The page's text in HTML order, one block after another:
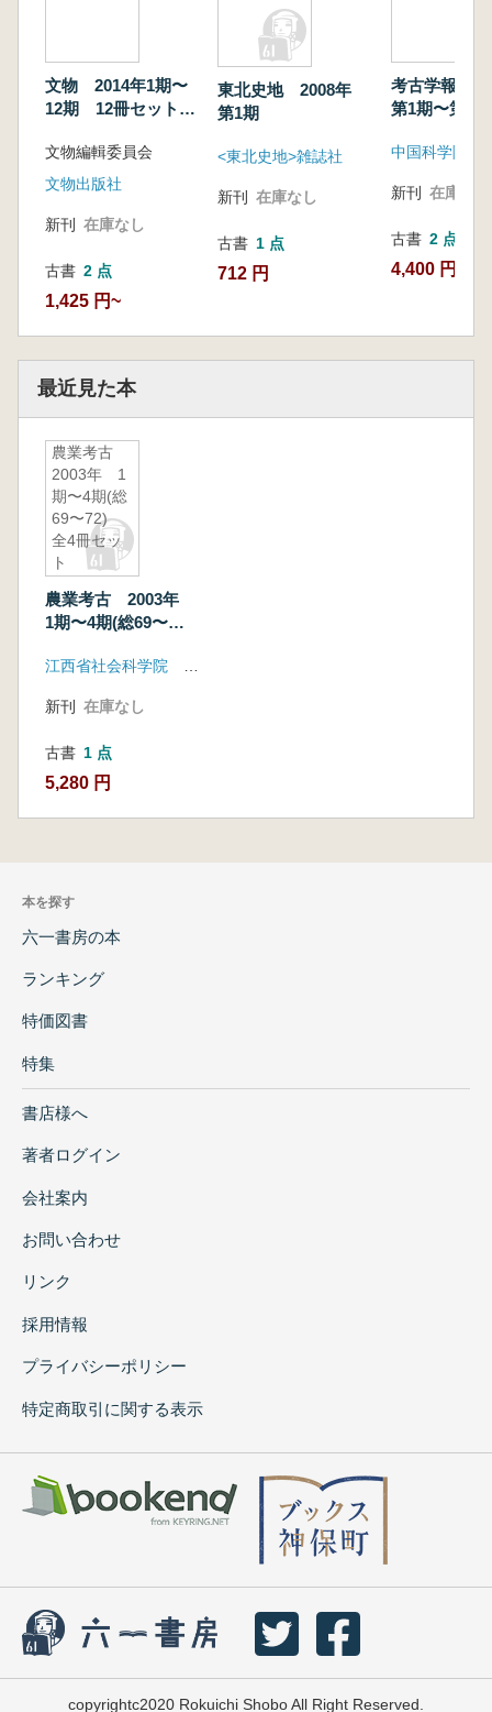
文物 2014年1期〜
12期 12冊セット
文物編輯委員会
文物出版社
新刊 在庫なし
古書 2 点
1,425 円~
東北史地 2008年
第1期
<東北史地>雑誌社
新刊 在庫なし
古書 1 点
712 円
考古学報
第1期〜第4
ット
新刊 在庫なし
古書 2 点
4,400 円~
最近見た本
農業考古
2003年 1
期〜4期(総
69〜72)
全4冊セッ
ト
農業考古 2003年
1期〜4期(総69〜
新刊 在庫なし
古書 1 点
5,280 円
本を探す
六一書房の本
ランキング
特価図書
特集
書店様へ
著者ログイン
会社案内
お問い合わせ
リンク
採用情報
プライバシーポリシー
特定商取引に関する表示
copyrightc2020 Rokuichi Shobo All Right Reserved.